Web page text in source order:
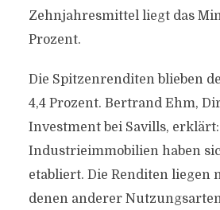
Zehnjahresmittel liegt das
Prozent.
Die Spitzenrenditen blieben
4,4 Prozent. Bertrand Ehm,
Investment bei Savills,
Industrieimmobilien haben
etabliert. Die Renditen liegen
denen anderer